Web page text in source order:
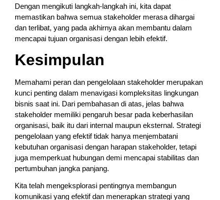
Dengan mengikuti langkah-langkah ini, kita dapat
memastikan bahwa semua stakeholder merasa dihargai
dan terlibat, yang pada akhirnya akan membantu dalam
mencapai tujuan organisasi dengan lebih efektif.
Kesimpulan
Memahami peran dan pengelolaan stakeholder merupakan
kunci penting dalam menavigasi kompleksitas lingkungan
bisnis saat ini. Dari pembahasan di atas, jelas bahwa
stakeholder memiliki pengaruh besar pada keberhasilan
organisasi, baik itu dari internal maupun eksternal. Strategi
pengelolaan yang efektif tidak hanya menjembatani
kebutuhan organisasi dengan harapan stakeholder, tetapi
juga memperkuat hubungan demi mencapai stabilitas dan
pertumbuhan jangka panjang.
Kita telah mengeksplorasi pentingnya membangun
komunikasi yang efektif dan menerapkan strategi yang